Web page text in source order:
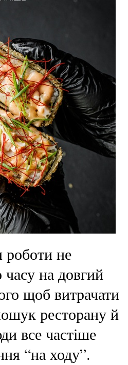
не
часу на довгий
щоб витрачати
ресторану й
все частіше
“на ходу”.